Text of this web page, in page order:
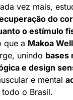
vez mais,
do
o estímulo
que a Makoa
unindo bases
e design
e mental
todo o Brasil.